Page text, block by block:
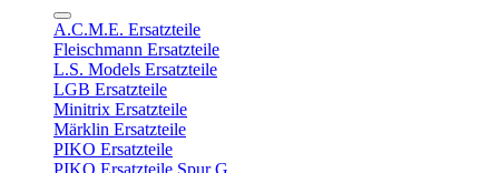
A.C.M.E. Ersatzteile
Fleischmann Ersatzteile
L.S. Models Ersatzteile
LGB Ersatzteile
Minitrix Ersatzteile
Märklin Ersatzteile
PIKO Ersatzteile
PIKO Ersatzteile Spur G